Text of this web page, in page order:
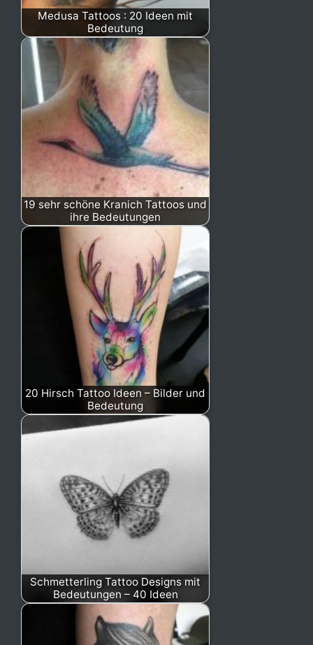
Medusa Tattoos : 20 Ideen mit
Bedeutung
19 sehr schöne Kranich Tattoos und
ihre Bedeutungen
20 Hirsch Tattoo Ideen – Bilder und
Bedeutung
Schmetterling Tattoo Designs mit
Bedeutungen – 40 Ideen